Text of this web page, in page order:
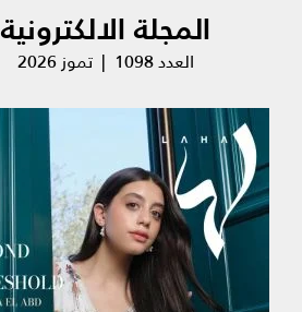
المجلة الالكترونية
العدد 1098 | تموز 2026